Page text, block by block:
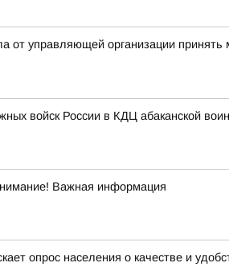
от управляющей организации
войск России в КДЦ абаканской
Важная информация
опрос населения о качестве и